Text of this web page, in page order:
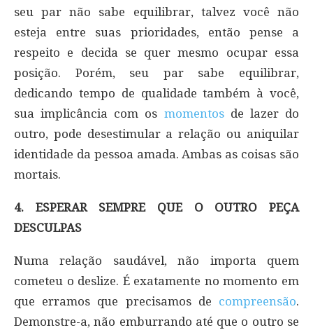
seu par não sabe equilibrar, talvez você não
esteja entre suas prioridades, então pense a
respeito e decida se quer mesmo ocupar essa
posição. Porém, seu par sabe equilibrar,
dedicando tempo de qualidade também à você,
sua implicância com os momentosde lazer do
outro, pode desestimular a relação ou aniquilar
identidade da pessoa amada. Ambas as coisas são
mortais.
4. ESPERAR SEMPRE QUE O OUTRO PEÇA
DESCULPAS
Numa relação saudável, não importa quem
cometeu o deslize. É exatamente no momento em
que erramos que precisamos de compreensão.
Demonstre-a, não emburrando até que o outro se